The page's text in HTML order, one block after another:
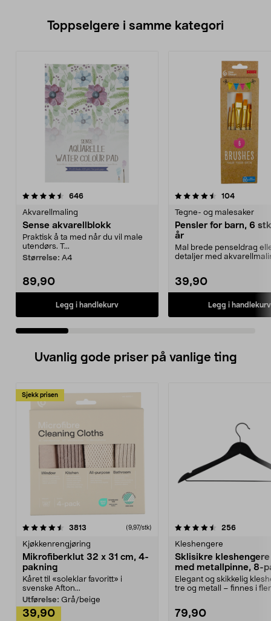
Toppselgere i samme kategori
646anmeldelser
Akvarellmaling
Sense akvarellblokk
Praktisk å ta med når du vil male
utendørs. T...
Størrelse: A4
89,90
Legg i handlekurv
4.5 av 5 stjerner 104
Tegne- og malesaker
Pensler for barn, 6
år
Mal brede penseldrag
detaljer med
39,90
Legg i handlekurv
4.5 av 5 stjerner
Uvanlig gode priser på vanlige ting
Sjekk prisen
3813 anmeldelser(9,97/stk)
Kjøkkenrengjøring
Mikrofiberklut 32 x 31 cm, 4-
pakning
Kåret til «soleklar favoritt» i
svenske Afton...
Utførelse: Grå/beige
39,90
4.5av 5 stjerner 256
Kleshengere
Sklisikre
med metallpinne, 8-
Elegant og skikkelig
tre og metall – finnes i
79,90
4.5av 5 stjerner